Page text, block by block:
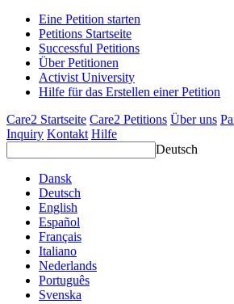
Eine Petition starten
Petitions Startseite
Successful Petitions
Über Petitionen
Activist University
Hilfe für das Erstellen einer Petition
Care2 Startseite Care2 Petitions Über uns
Inquiry Kontakt Hilfe
Deutsch
Dansk
Deutsch
English
Español
Français
Italiano
Nederlands
Português
Svenska